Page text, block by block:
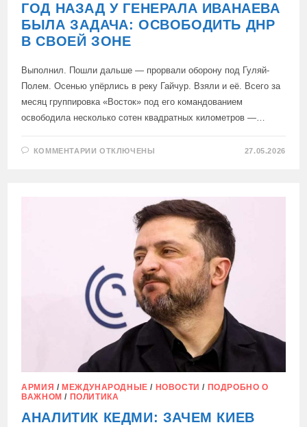
ГОД НАЗАД У ГЕНЕРАЛА ИВАНАЕВА
БЫЛА ЗАДАЧА: ОСВОБОДИТЬ ДНР
В СВОЕЙ ЗОНЕ
Выполнил. Пошли дальше — прорвали оборону под Гуляй-
Полем. Осенью упёрлись в реку Гайчур. Взяли и её. Всего за
месяц группировка «Восток» под его командованием
освободила несколько сотен квадратных километров —…
КОММЕНТАРИИ К
ИВАНАЕВА
ЗАДАЧА:
ОСВОБОДИТЬ
ЗОНЕ
ОТКЛЮЧЕНЫ 27.05.2026
АРМИЯ / МЕЖДУНАРОДНЫЕ / НОВОСТИ / ПОДРОБНО О
ВАЖНОМ / ПОЛИТИКА
АНАЛИТИК КЕДМИ: ЗАЧЕМ КИЕВ